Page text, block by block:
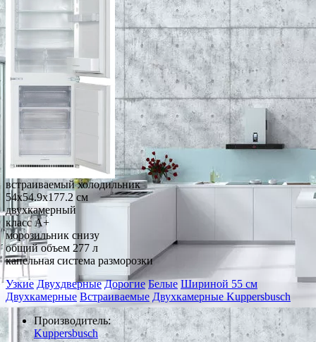
встраиваемый холодильник
54x54.9x177.2 см
двухкамерный
класс A+
морозильник снизу
общий объем 277 л
капельная система разморозки
Узкие Двухдверные Дорогие Белые Шириной 55 см
Двухкамерные Встраиваемые Двухкамерные Kuppersbusch
Производитель:
Kuppersbusch